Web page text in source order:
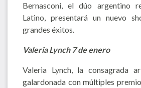
Bernasconi, el dúo argentino
Latino, presentará un nuevo
grandes éxitos.
Valeria Lynch 7 de enero
Valeria Lynch, la consagrada
galardonada con múltiples